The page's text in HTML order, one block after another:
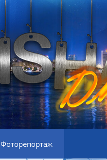
Фоторепортаж